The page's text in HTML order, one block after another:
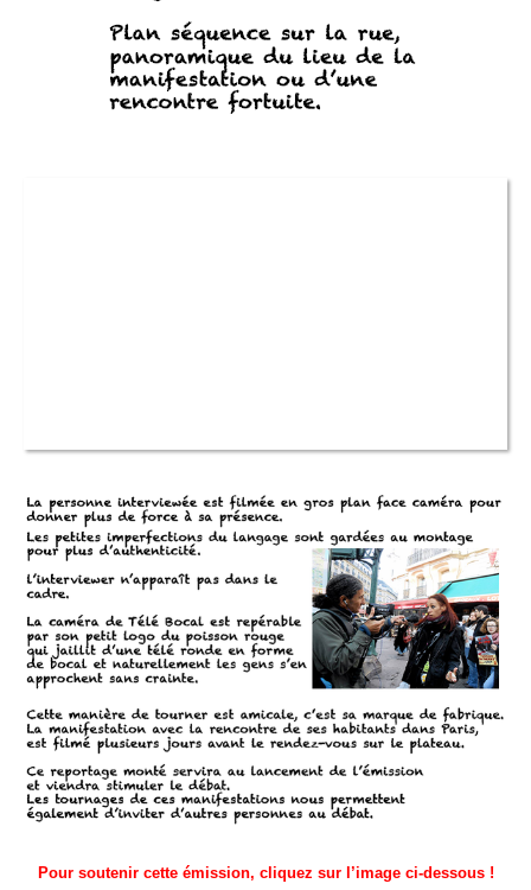
Pour soutenir cette émission, cliquez sur l’image ci-dessous !